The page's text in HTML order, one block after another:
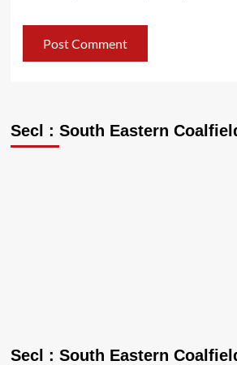
Secl : South Eastern
Secl : South Eastern